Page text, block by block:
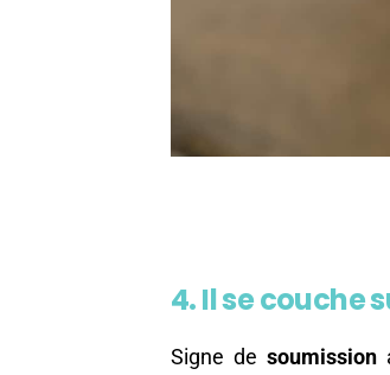
4. Il se couche
Signe desoumission